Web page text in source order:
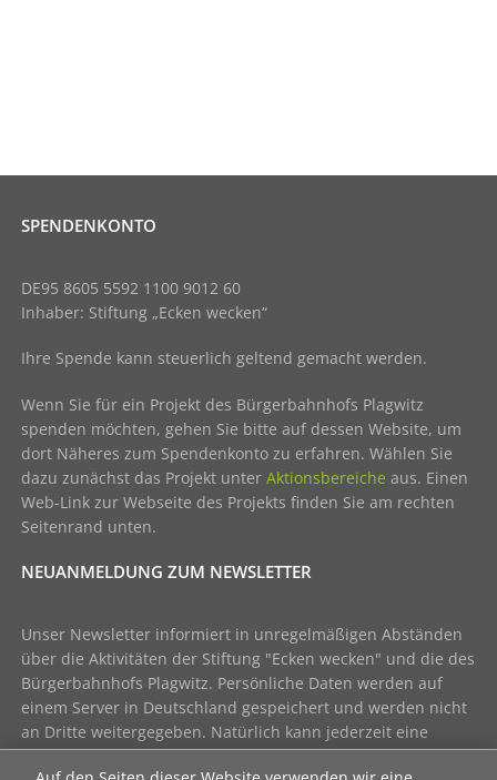
SPENDENKONTO
DE95 8605 5592 1100 9012 60
Inhaber: Stiftung „Ecken wecken“
Ihre Spende kann steuerlich geltend gemacht werden.
Wenn Sie für ein Projekt des Bürgerbahnhofs Plagwitz
spenden möchten, gehen Sie bitte auf dessen Website, um
dort Näheres zum Spendenkonto zu erfahren. Wählen Sie
dazu zunächst das Projekt unterAktionsbereiche aus. Einen
Web-Link zur Webseite des Projekts finden Sie am rechten
Seitenrand unten.
NEUANMELDUNG ZUM NEWSLETTER
Unser Newsletter informiert in unregelmäßigen Abständen
über die Aktivitäten der Stiftung "Ecken wecken" und die des
Bürgerbahnhofs Plagwitz. Persönliche Daten werden auf
einem Server in Deutschland gespeichert und werden nicht
an Dritte weitergegeben. Natürlich kann jederzeit eine
Abmeldung erfolgen - einfach eineE-Mailsenden mit "kein